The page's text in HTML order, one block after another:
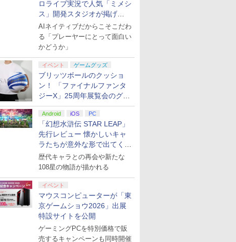
ロライブ実況で人気「ミメシ
ス」開発スタジオが掲げ
る“AI活用の信念”とは？【講
演レポート】
AIネイティブだからこそこだわ
る「プレーヤーにとって面白い
かどうか」
イベント ゲームグッズ
ブリッツボールのクッショ
ン！ 「ファイナルファンタ
ジーX」25周年展覧会のグッ
ズ情報が公開
Android iOS PC
「幻想水滸伝 STAR LEAP」
先行レビュー 懐かしいキャ
ラたちが意外な形で出てくる
シリーズ完全新作！
歴代キャラとの再会や新たな
108星の物語が描かれる
イベント
マウスコンピューターが「東
京ゲームショウ2026」出展
特設サイトを公開
ゲーミングPCを特別価格で販
売するキャンペーンも同時開催